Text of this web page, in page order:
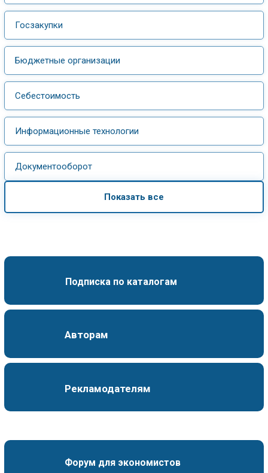
Госзакупки
Бюджетные организации
Себестоимость
Информационные технологии
Документооборот
Показать все
Подписка по каталогам
Авторам
Рекламодателям
Форум для экономистов